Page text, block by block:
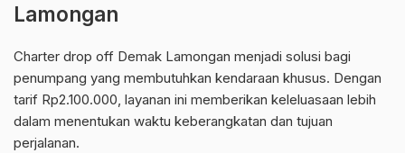
Lamongan
Charter drop off Demak Lamongan menjadi solusi bagi
penumpang yang membutuhkan kendaraan khusus. Dengan
tarif Rp2.100.000, layanan ini memberikan keleluasaan lebih
dalam menentukan waktu keberangkatan dan tujuan
perjalanan.